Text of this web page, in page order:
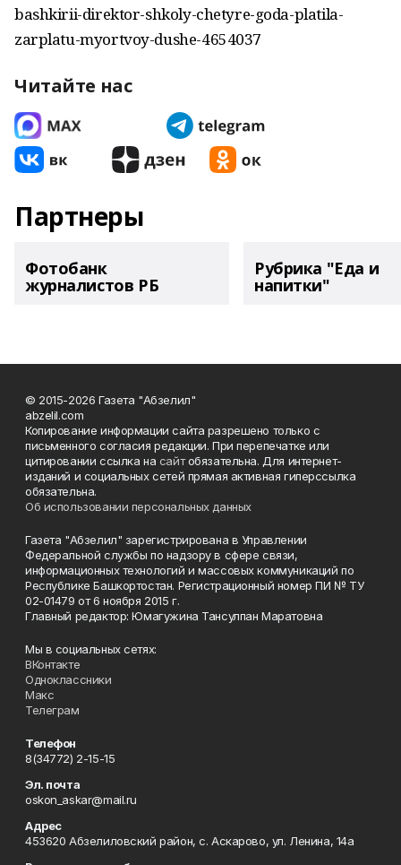
bashkirii-direktor-shkoly-chetyre-goda-platila-
zarplatu-myortvoy-dushe-4654037
Читайте нас
Партнеры
Фотобанк
журналистов РБ
Рубрика "Еда и
напитки"
© 2015-2026 Газета "Абзелил"
abzelil.com
Копирование информации сайта разрешено только с
письменного согласия редакции. При перепечатке или
цитировании ссылка на сайтобязательна. Для интернет-
изданий и социальных сетей прямая активная гиперссылка
обязательна.
Об использовании персональных данных
Газета "Абзелил" зарегистрирована в Управлении
Федеральной службы по надзору в сфере связи,
информационных технологий и массовых коммуникаций по
Республике Башкортостан. Регистрационный номер ПИ № ТУ
02-01479 от 6 ноября 2015 г.
Главный редактор: Юмагужина Тансулпан Маратовна
Мы в социальных сетях:
ВКонтакте
Одноклассники
Макс
Телеграм
Телефон
8(34772) 2-15-15
Эл. почта
oskon_askar@mail.ru
Адрес
453620 Абзелиловский район, с. Аскарово, ул. Ленина, 14а